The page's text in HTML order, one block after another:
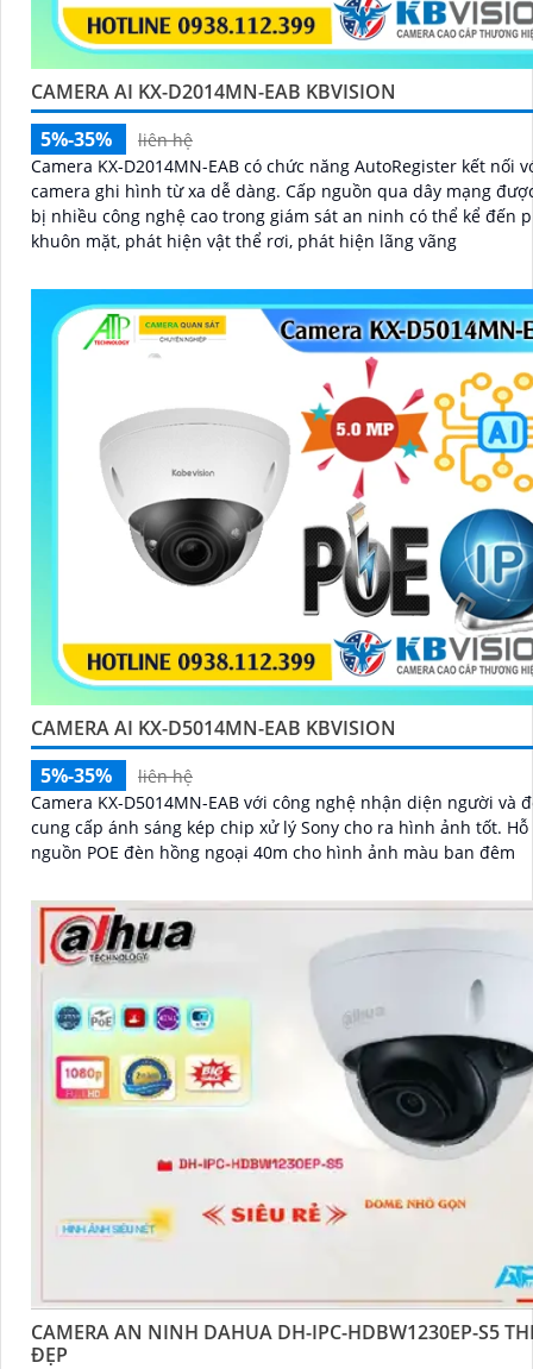
CAMERA AI KX-D2014MN-EAB KBVISION
5%-35%
liên hệ
Camera KX-D2014MN-EAB có chức năng AutoRegister kết nối
camera ghi hình từ xa dễ dàng. Cấp nguồn qua dây mạng được trang
bị nhiều công nghệ cao trong giám sát an ninh có thể kể đến
khuôn mặt, phát hiện vật thể rơi, phát hiện lãng vãng
CAMERA AI KX-D5014MN-EAB KBVISION
5%-35%
liên hệ
Camera KX-D5014MN-EAB với công nghệ nhận diện người và
cung cấp ánh sáng kép chip xử lý Sony cho ra hình ảnh tốt. Hỗ trợ cấp
nguồn POE đèn hồng ngoại 40m cho hình ảnh màu ban đêm
CAMERA AN NINH DAHUA DH-IPC-HDBW1230EP-S5
ĐẸP